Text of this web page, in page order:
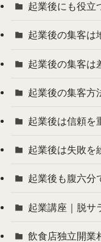
起業後にも役立
起業後の集客は
起業後の集客は
起業後の集客方
起業後は信頼を
起業後は失敗を
起業後も腹六分
起業講座｜脱サ
飲食店独立開業